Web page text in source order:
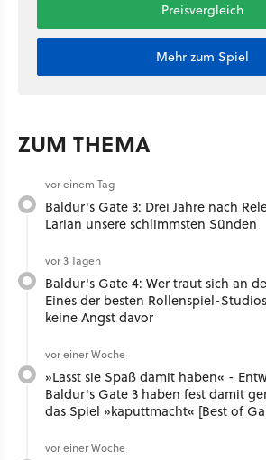
Preisvergleich
Mehr zum Spiel
ZUM THEMA
vor einem Tag
Baldur's Gate 3: Drei Jahre nach
Larian unsere schlimmsten Sünden
vor 3 Tagen
Baldur's Gate 4: Wer traut sich an
Eines der besten Rollenspiel-
keine Angst davor
vor einer Woche
»Lasst sie Spaß damit haben« -
Baldur's Gate 3 haben fest damit
das Spiel »kaputtmacht« [Best of
vor einer Woche